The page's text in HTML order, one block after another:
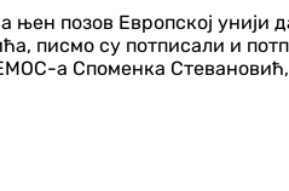
њен позов Европској унији
писмо су потписали и
а Споменка